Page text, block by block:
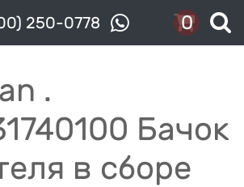
250-0778 0
.
Бачок
в сборе